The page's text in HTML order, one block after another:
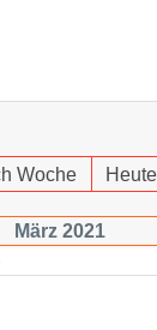
Woche Heute
März 2021